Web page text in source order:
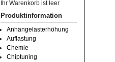
Ihr Warenkorb ist leer
Produktinformation
Anhängelasterhöhung
Auflastung
Chemie
Chiptuning